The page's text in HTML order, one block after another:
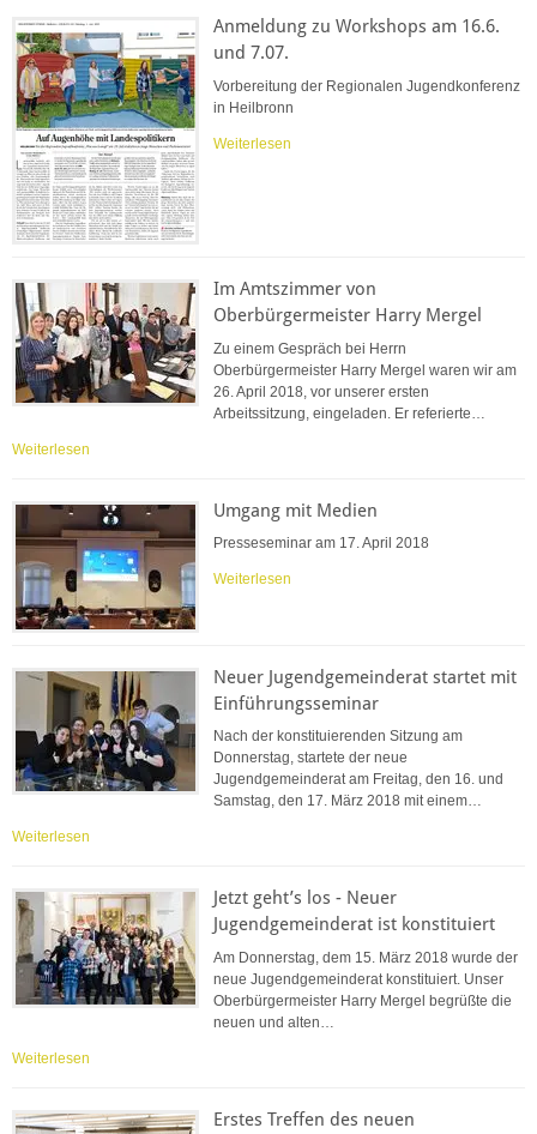
Anmeldung zu Workshops am 16.6.
und 7.07.
Vorbereitung der Regionalen Jugendkonferenz
in Heilbronn
Weiterlesen
Im Amtszimmer von
Oberbürgermeister Harry Mergel
Zu einem Gespräch bei Herrn
Oberbürgermeister Harry Mergel waren wir am
26. April 2018, vor unserer ersten
Arbeitssitzung, eingeladen. Er referierte…
Weiterlesen
Umgang mit Medien
Presseseminar am 17. April 2018
Weiterlesen
Neuer Jugendgemeinderat startet mit
Einführungsseminar
Nach der konstituierenden Sitzung am
Donnerstag, startete der neue
Jugendgemeinderat am Freitag, den 16. und
Samstag, den 17. März 2018 mit einem…
Weiterlesen
Jetzt geht’s los - Neuer
Jugendgemeinderat ist konstituiert
Am Donnerstag, dem 15. März 2018 wurde der
neue Jugendgemeinderat konstituiert. Unser
Oberbürgermeister Harry Mergel begrüßte die
neuen und alten…
Weiterlesen
Erstes Treffen des neuen